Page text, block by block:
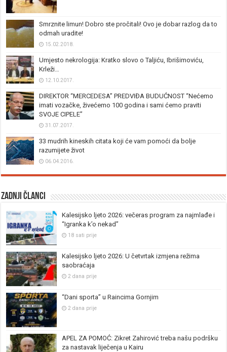
Smrznite limun! Dobro ste pročitali! Ovo je dobar razlog da to
odmah uradite!
15.02.2018.
Umjesto nekrologija: Kratko slovo o Taljiću, Ibrišimoviću,
Krleži…
12.10.2017.
DIREKTOR “MERCEDESA” PREDVIĐA BUDUĆNOST “Nećemo
imati vozačke, živećemo 100 godina i sami ćemo praviti
SVOJE CIPELE”
31.07.2017.
33 mudrih kineskih citata koji će vam pomoći da bolje
razumijete život
06.04.2016.
Zadnji članci
Kalesijsko ljeto 2026: večeras program za najmlađe i
“Igranka k’o nekad”
18 sati prije
Kalesijsko ljeto 2026: U četvrtak izmjena režima
saobraćaja
2 dana prije
“Dani sporta” u Raincima Gornjim
2 dana prije
APEL ZA POMOĆ: Zikret Zahirović treba našu podršku
za nastavak liječenja u Kairu